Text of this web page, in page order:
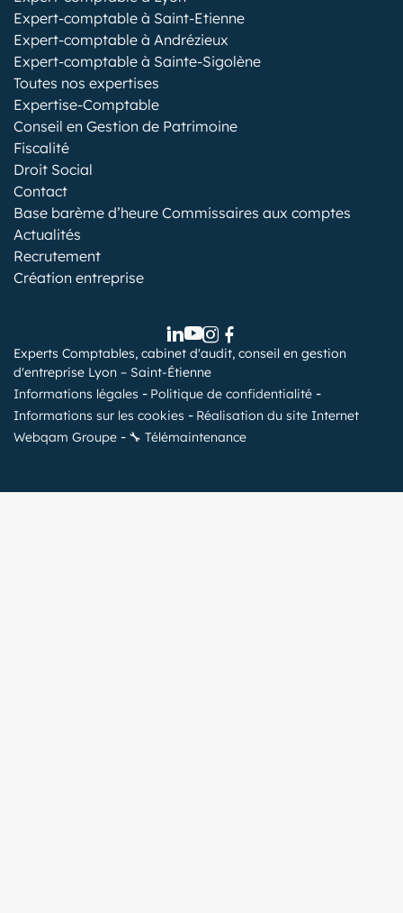
Expert-comptable à Saint-Etienne
Expert-comptable à Andrézieux
Expert-comptable à Sainte-Sigolène
Toutes nos expertises
Expertise-Comptable
Conseil en Gestion de Patrimoine
Fiscalité
Droit Social
Contact
Base barème d’heure Commissaires aux comptes
Actualités
Recrutement
Création entreprise
Experts Comptables, cabinet d'audit, conseil en gestion
d'entreprise Lyon – Saint-Étienne
Informations légales
Politique de confidentialité
Informations sur les cookies
Réalisation du site Internet
Webqam Groupe
🔧 Télémaintenance